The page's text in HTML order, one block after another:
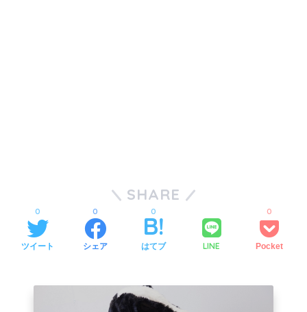
SHARE
ツイート
0
シェア
0
はてブ
0
LINE Pocket
0